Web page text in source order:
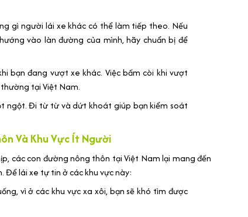
gì người lái xe khác có thể làm tiếp theo. Nếu
vào làn đường của mình, hãy chuẩn bị để
bạn đang vượt xe khác. Việc bấm còi khi vượt
tại Việt Nam.
ngột. Đi từ từ và dứt khoát giúp bạn kiểm soát
Và Khu Vực Ít Người
các con đường nông thôn tại Việt Nam lại mang đến
Để lái xe tự tin ở các khu vực này:
vì ở các khu vực xa xôi, bạn sẽ khó tìm được